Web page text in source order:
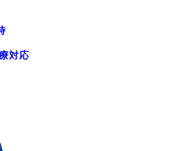
対応